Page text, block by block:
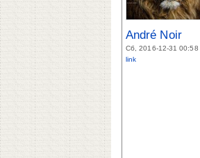
André Noir
Сб, 2016-12-31 00:58
link